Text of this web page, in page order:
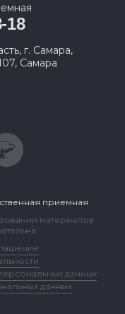
18
г. Самара,
Самара
приемная
материалов
данных
данных